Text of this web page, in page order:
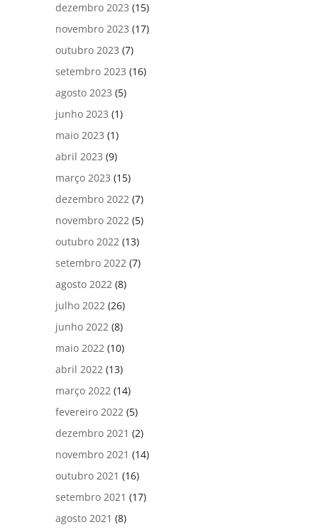
dezembro 2023 (15)
novembro 2023 (17)
outubro 2023 (7)
setembro 2023 (16)
agosto 2023 (5)
junho 2023 (1)
maio 2023 (1)
abril 2023 (9)
março 2023 (15)
dezembro 2022 (7)
novembro 2022 (5)
outubro 2022 (13)
setembro 2022 (7)
agosto 2022 (8)
julho 2022 (26)
junho 2022 (8)
maio 2022 (10)
abril 2022 (13)
março 2022 (14)
fevereiro 2022 (5)
dezembro 2021 (2)
novembro 2021 (14)
outubro 2021 (16)
setembro 2021 (17)
agosto 2021 (8)